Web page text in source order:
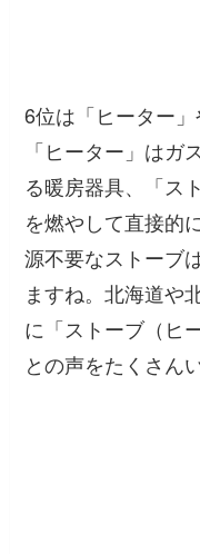
6位は「ヒーター
「ヒーター」はガ
る暖房器具、「ス
を燃やして直接的
源不要なストーブ
ますね。北海道や
に「ストーブ（ヒ
との声をたくさん